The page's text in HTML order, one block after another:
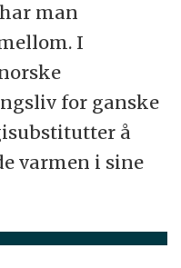
man
I
for ganske
å
varmen i sine